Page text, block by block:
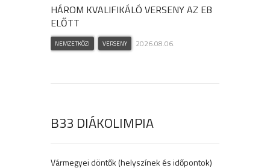
HÁROM KVALIFIKÁLÓ VERSENY AZ EB
ELŐTT
NEMZETKÖZI VERSENY 2026.08.06.
B33 DIÁKOLIMPIA
Vármegyei döntők (helyszínek és időpontok)